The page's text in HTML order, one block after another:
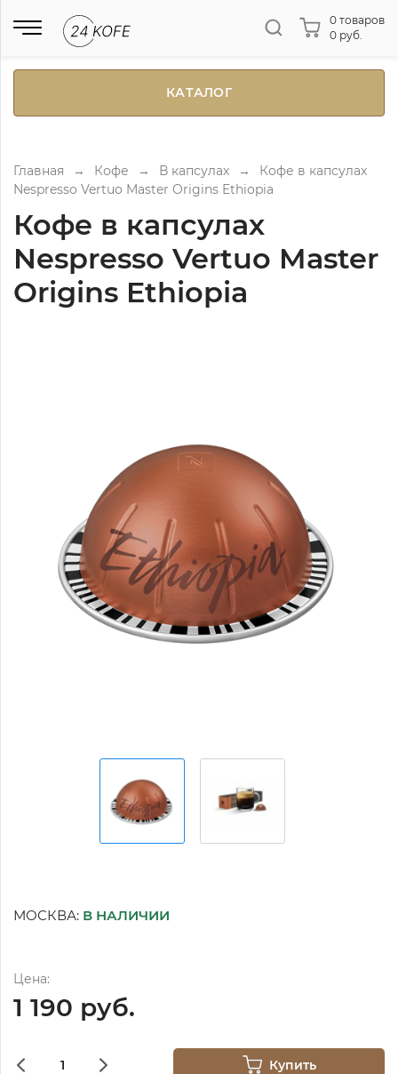
0 товаров
0 руб.
КАТАЛОГ
Главная → Кофе → В капсулах →
Кофе в капсулах
Nespresso Vertuo Master Origins Ethiopia
Кофе в капсулах
Nespresso Vertuo Master
Origins Ethiopia
МОСКВА: В НАЛИЧИИ
Цена:
1 190 руб.
Купить